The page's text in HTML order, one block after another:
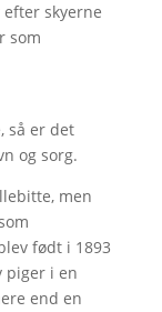
skyerne
som
så er det
og sorg.
men
født i 1893
piger i en
end en